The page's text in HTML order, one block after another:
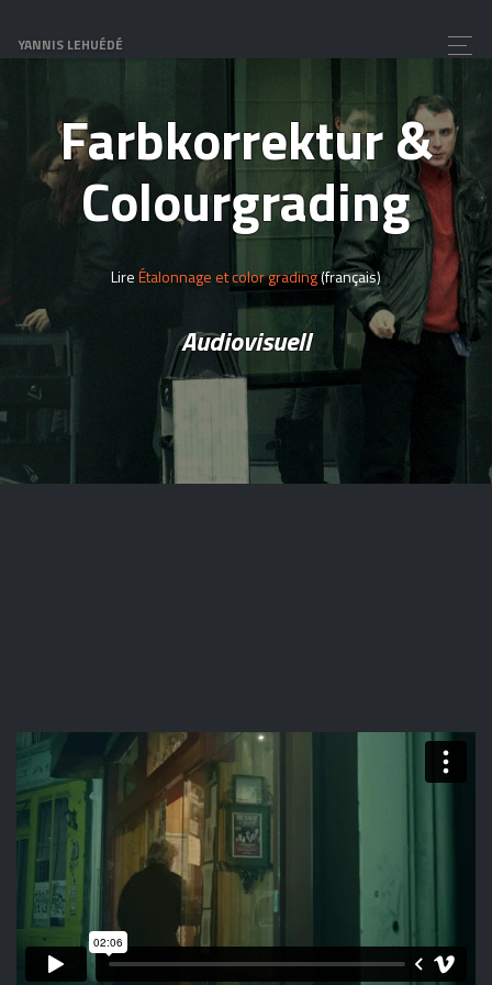
YANNIS LEHUÉDÉ
Farbkorrektur &
Colourgrading
LireÉtalonnage et color grading(français)
Audiovisuell